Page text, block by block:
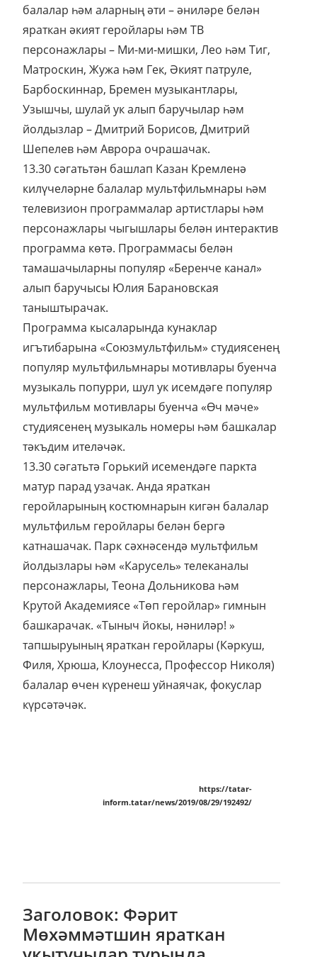
балалар һәм аларның әти – әниләре белән
яраткан әкият геройлары һәм ТВ
персонажлары – Ми-ми-мишки, Лео һәм Тиг,
Матроскин, Жужа һәм Гек, Әкият патруле,
Барбоскиннар, Бремен музыкантлары,
Узышчы, шулай ук алып баручылар һәм
йолдызлар – Дмитрий Борисов, Дмитрий
Шепелев һәм Аврора очрашачак.
13.30 сәгатьтән башлап Казан Кремленә
килүчеләрне балалар мультфильмнары һәм
телевизион программалар артистлары һәм
персонажлары чыгышлары белән интерактив
программа көтә. Программасы белән
тамашачыларны популяр «Беренче канал»
алып баручысы Юлия Барановская
таныштырачак.
Программа кысаларында кунаклар
игътибарына «Союзмультфильм» студиясенең
популяр мультфильмнары мотивлары буенча
музыкаль попурри, шул ук исемдәге популяр
мультфильм мотивлары буенча «Өч мәче»
студиясенең музыкаль номеры һәм башкалар
тәкъдим ителәчәк.
13.30 сәгатьтә Горький исемендәге паркта
матур парад узачак. Анда яраткан
геройларының костюмнарын кигән балалар
мультфильм геройлары белән бергә
катнашачак. Парк сәхнәсендә мультфильм
йолдызлары һәм «Карусель» телеканалы
персонажлары, Теона Дольникова һәм
Крутой Академиясе «Төп геройлар» гимнын
башкарачак. «Тыныч йокы, нәниләр! »
тапшыруының яраткан геройлары (Кәркуш,
Филя, Хрюша, Клоунесса, Профессор Николя)
балалар өчен күренеш уйнаячак, фокуслар
күрсәтәчәк.
https://tatar-
inform.tatar/news/2019/08/29/192492/
Заголовок: Фәрит
Мөхәммәтшин яраткан